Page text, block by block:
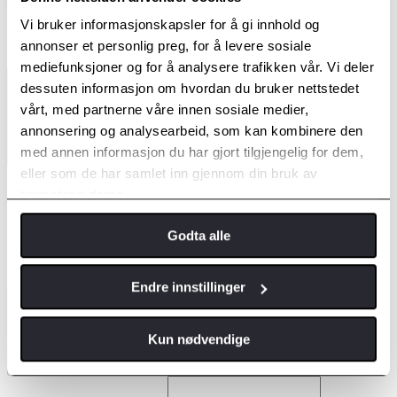
Vi bruker informasjonskapsler for å gi innhold og
annonser et personlig preg, for å levere sosiale
mediefunksjoner og for å analysere trafikken vår. Vi deler
dessuten informasjon om hvordan du bruker nettstedet
vårt, med partnerne våre innen sosiale medier,
annonsering og analysearbeid, som kan kombinere den
med annen informasjon du har gjort tilgjengelig for dem,
eller som de har samlet inn gjennom din bruk av
Godta alle
Endre innstillinger
Kun nødvendige
Kontakt meg
Velg avdeling
Fornavn
E-post
Telefon
*